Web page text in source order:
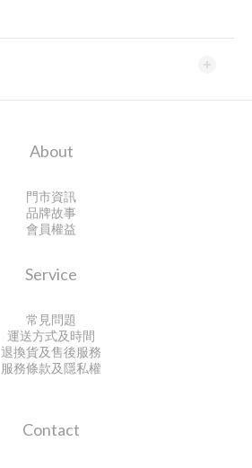
About
門市資訊
品牌故事
會員權益
Service
常見問題
運送方式及時間
退換貨及售後服務
服務條款及隱私權
Contact